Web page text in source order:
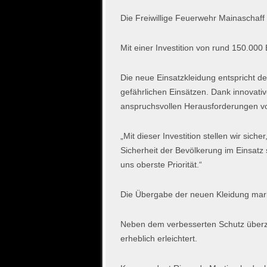
Die Freiwillige Feuerwehr
Mit einer Investition von rund
Die neue Einsatzkleidung entspricht
gefährlichen Einsätzen. Dank
anspruchsvollen Herausforderungen
„Mit dieser Investition stellen wir
Sicherheit der Bevölkerung im
uns oberste Priorität.“
Die Übergabe der neuen Kleidung
Neben dem verbesserten Schutz
erheblich erleichtert.